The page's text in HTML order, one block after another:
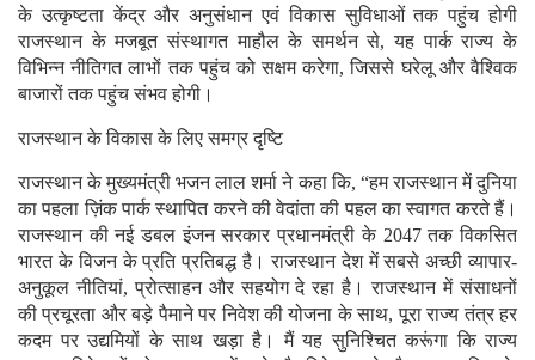
के उत्कृष्टता केंद्र और अनुसंधान एवं विकास सुविधाओं तक पहुंच होगी
राजस्थान के मजबूत संस्थागत माहौल के समर्थन से, यह पार्क राज्य के
विभिन्न नीतिगत लाभों तक पहुंच को सक्षम करेगा, जिससे घरेलू और वैश्विक
बाजारों तक पहुंच संभव होगी।
राजस्थान के विकास के लिए समग्र दृष्टि
राजस्थान के मुख्यमंत्री भजन लाल शर्मा ने कहा कि, “हम राजस्थान में दुनिया
का पहला ज़िंक पार्क स्थापित करने की वेदांता की पहल का स्वागत करते हैं।
राजस्थान की नई डबल इंजन सरकार प्रधानमंत्री के 2047 तक विकसित
भारत के विजन के प्रति प्रतिबद्ध है। राजस्थान देश में सबसे अच्छी व्यापार-
अनुकूल नीतियां, प्रोत्साहन और सहयोग दे रहा है। राजस्थान में संसाधनों
की प्रचूरता और बड़े पैमाने पर निवेश की योजना के साथ, पूरा राज्य तंत्र हर
कदम पर उद्यमियों के साथ खड़ा है। मैं यह सुनिश्चित करूंगा कि राज्य